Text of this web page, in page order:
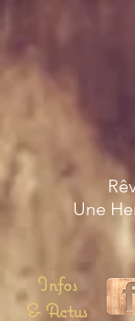
Une
Infos
& Actus